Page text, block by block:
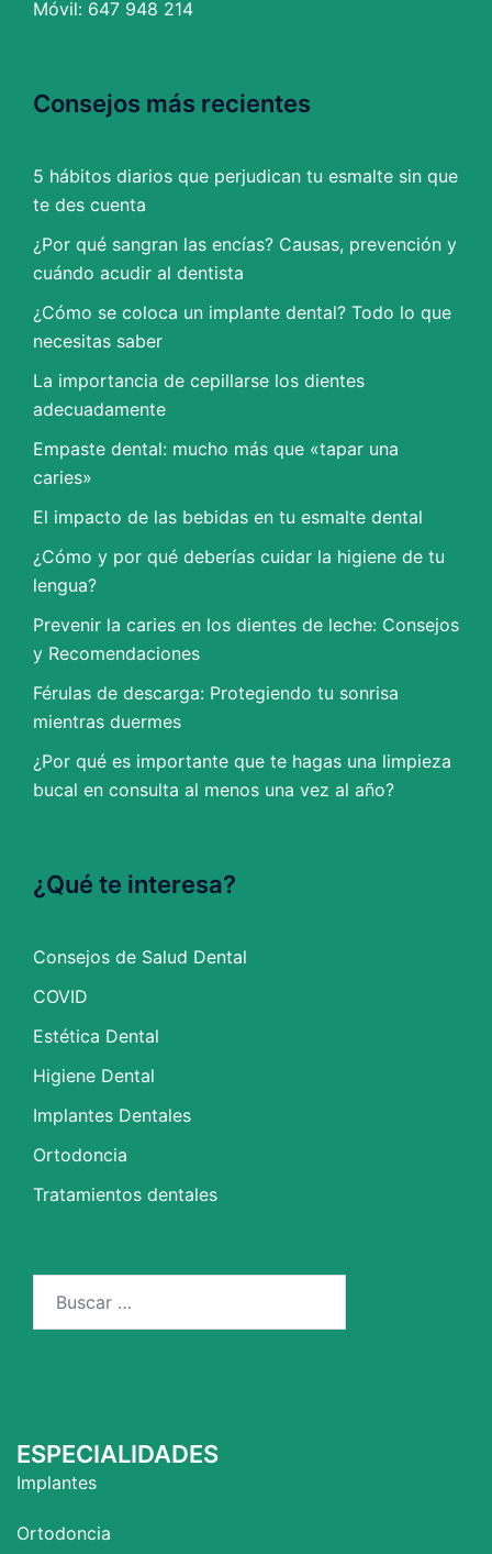
Móvil: 647 948 214
Consejos más recientes
5 hábitos diarios que perjudican tu esmalte sin que
te des cuenta
¿Por qué sangran las encías? Causas, prevención y
cuándo acudir al dentista
¿Cómo se coloca un implante dental? Todo lo que
necesitas saber
La importancia de cepillarse los dientes
adecuadamente
Empaste dental: mucho más que «tapar una
caries»
El impacto de las bebidas en tu esmalte dental
¿Cómo y por qué deberías cuidar la higiene de tu
lengua?
Prevenir la caries en los dientes de leche: Consejos
y Recomendaciones
Férulas de descarga: Protegiendo tu sonrisa
mientras duermes
¿Por qué es importante que te hagas una limpieza
bucal en consulta al menos una vez al año?
¿Qué te interesa?
Consejos de Salud Dental
COVID
Estética Dental
Higiene Dental
Implantes Dentales
Ortodoncia
Tratamientos dentales
ESPECIALIDADES
Implantes
Ortodoncia